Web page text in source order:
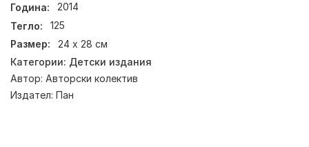
Година:
2014
Тегло:
125
Размер:
24 х 28 см
Категории: Детски издания
Автор: Авторски колектив
Издател: Пан